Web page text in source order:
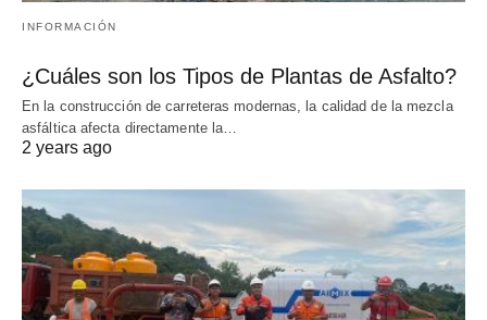
INFORMACIÓN
¿Cuáles son los Tipos de Plantas de Asfalto?
En la construcción de carreteras modernas, la calidad de la mezcla
asfáltica afecta directamente la…
2 years ago